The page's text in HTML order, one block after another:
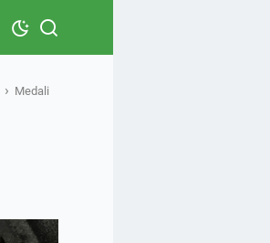
› Medali